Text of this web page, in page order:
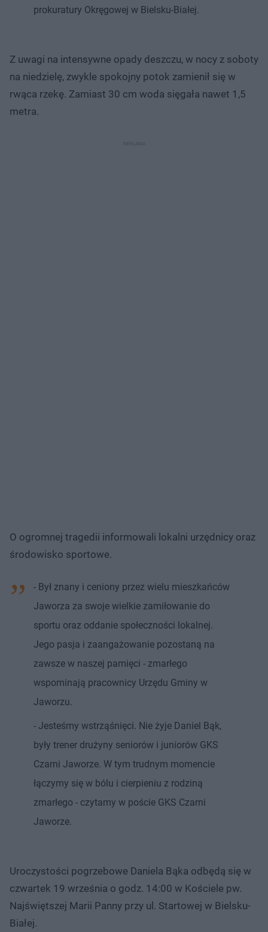
prokuratury Okręgowej w Bielsku-Białej.
Z uwagi na intensywne opady deszczu, w nocy z soboty
na niedzielę, zwykle spokojny potok zamienił się w
rwąca rzekę. Zamiast 30 cm woda sięgała nawet 1,5
metra.
O ogromnej tragedii informowali lokalni urzędnicy oraz
środowisko sportowe.
- Był znany i ceniony przez wielu mieszkańców
Jaworza za swoje wielkie zamiłowanie do
sportu oraz oddanie społeczności lokalnej.
Jego pasja i zaangażowanie pozostaną na
zawsze w naszej pamięci - zmarłego
wspominają pracownicy Urzędu Gminy w
Jaworzu.
- Jesteśmy wstrząśnięci. Nie żyje Daniel Bąk,
były trener drużyny seniorów i juniorów GKS
Czarni Jaworze. W tym trudnym momencie
łączymy się w bólu i cierpieniu z rodziną
zmarłego - czytamy w poście GKS Czarni
Jaworze.
Uroczystości pogrzebowe Daniela Bąka odbędą się w
czwartek 19 września o godz. 14:00 w Kościele pw.
Najświętszej Marii Panny przy ul. Startowej w Bielsku-
Białej.